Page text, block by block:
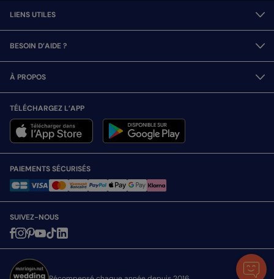
LIENS UTILES
BESOIN D’AIDE ?
À PROPOS
TÉLÉCHARGEZ L’APP
PAIEMENTS SÉCURISÉS
SUIVEZ-NOUS